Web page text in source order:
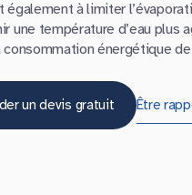
également à limiter
une température d’eau plus
consommation énergétique
un devis gratuit Être